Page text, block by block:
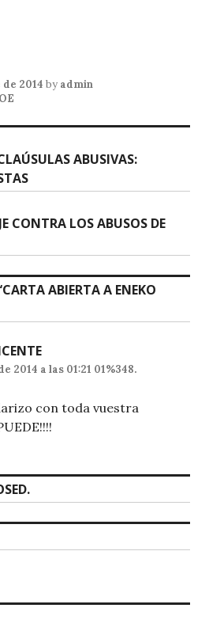
2014 by admin
ABUSIVAS:
CONTRA LOS ABUSOS DE
CARTA ABIERTA A ENEKO
2014 a las 01:21 01%348.
con toda vuestra